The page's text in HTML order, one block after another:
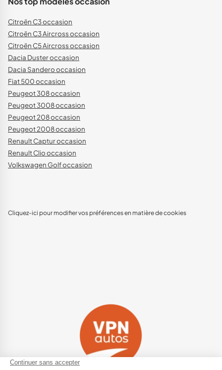
Citroën C3 occasion
Citroën C3 Aircross occasion
Citroën C5 Aircross occasion
Dacia Duster occasion
Dacia Sandero occasion
Fiat 500 occasion
Peugeot 308 occasion
Peugeot 3008 occasion
Peugeot 208 occasion
Peugeot 2008 occasion
Renault Captur occasion
Renault Clio occasion
Volkswagen Golf occasion
Cliquez-ici pour modifier vos préférences en matière de cookies